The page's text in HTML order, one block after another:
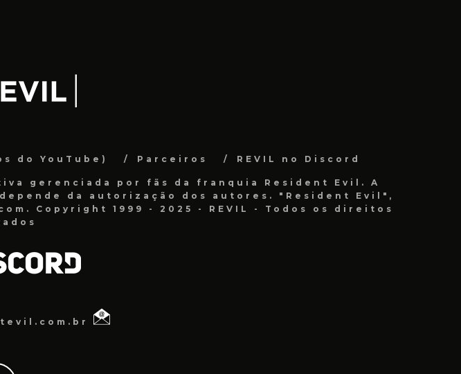
do YouTube) Parceiros REVIL no Discord
gerenciada por fãs da franquia Resident Evil. A
da autorização dos autores. "Resident Evil",
Copyright 1999 - 2025 - REVIL - Todos os direitos